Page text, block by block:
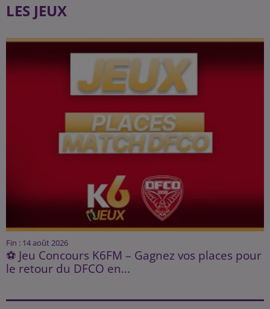
LES JEUX
Fin : 14 août 2026
⚽ Jeu Concours K6FM – Gagnez vos places pour
le retour du DFCO en...